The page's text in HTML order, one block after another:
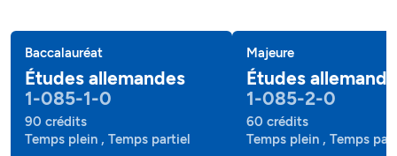
Baccalauréat
Études allemandes
1-085-1-0
90 crédits
Temps plein , Temps partiel
Majeure
Études
1-085-2-0
60 crédits
Temps plein , Temps